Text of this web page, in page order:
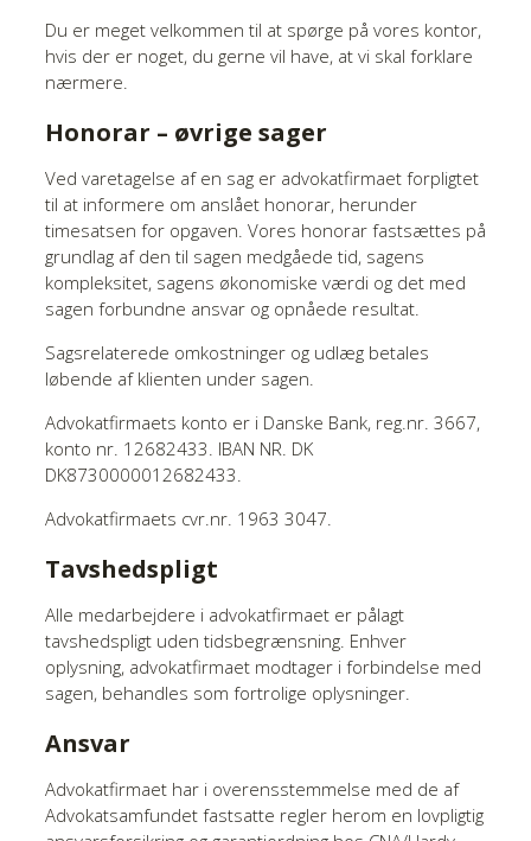
Du er meget velkommen til at spørge på vores kontor,
hvis der er noget, du gerne vil have, at vi skal forklare
nærmere.
Honorar – øvrige sager
Ved varetagelse af en sag er advokatfirmaet forpligtet
til at informere om anslået honorar, herunder
timesatsen for opgaven. Vores honorar fastsættes på
grundlag af den til sagen medgåede tid, sagens
kompleksitet, sagens økonomiske værdi og det med
sagen forbundne ansvar og opnåede resultat.
Sagsrelaterede omkostninger og udlæg betales
løbende af klienten under sagen.
Advokatfirmaets konto er i Danske Bank, reg.nr. 3667,
konto nr. 12682433. IBAN NR. DK
DK8730000012682433.
Advokatfirmaets cvr.nr. 1963 3047.
Tavshedspligt
Alle medarbejdere i advokatfirmaet er pålagt
tavshedspligt uden tidsbegrænsning. Enhver
oplysning, advokatfirmaet modtager i forbindelse med
sagen, behandles som fortrolige oplysninger.
Ansvar
Advokatfirmaet har i overensstemmelse med de af
Advokatsamfundet fastsatte regler herom en lovpligtig